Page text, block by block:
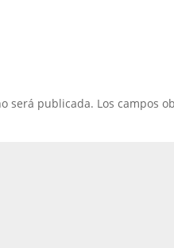
será publicada. Los campos